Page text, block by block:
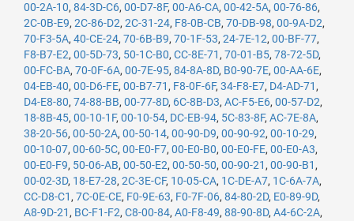
00-2A-10, 84-3D-C6, 00-D7-8F, 00-A6-CA, 00-42-5A, 00-76-86,
2C-0B-E9, 2C-86-D2, 2C-31-24, F8-0B-CB, 70-DB-98, 00-9A-D2,
70-F3-5A, 40-CE-24, 70-6B-B9, 70-1F-53, 24-7E-12, 00-BF-77,
F8-B7-E2, 00-5D-73, 50-1C-B0, CC-8E-71 , 70-01-B5, 78-72-5D,
00-FC-BA, 70-0F-6A, 00-7E-95, 84-8A-8D, B0-90-7E, 00-AA-6E,
04-EB-40, 00-D6-FE, 00-B7-71 , F8-0F-6F, 34-F8-E7, D4-AD-71 ,
D4-E8-80, 74-88-BB, 00-77-8D, 6C-8B-D3, AC-F5-E6, 00-57-D2,
18-8B-45, 00-10-1F, 00-10-54, DC-EB-94, 5C-83-8F, AC-7E-8A,
38-20-56, 00-50-2A, 00-50-14, 00-90-D9, 00-90-92, 00-10-29,
00-10-07, 00-60-5C, 00-E0-F7, 00-E0-B0, 00-E0-FE, 00-E0-A3,
00-E0-F9, 50-06-AB, 00-50-E2, 00-50-50, 00-90-21 , 00-90-B1 ,
00-02-3D, 18-E7-28, 2C-3E-CF, 10-05-CA, 1C-DE-A7, 1C-6A-7A,
CC-D8-C1 , 7C-0E-CE, F0-9E-63, F0-7F-06, 84-80-2D, E0-89-9D,
A8-9D-21 , BC-F1-F2, C8-00-84, A0-F8-49, 88-90-8D, A4-6C-2A,